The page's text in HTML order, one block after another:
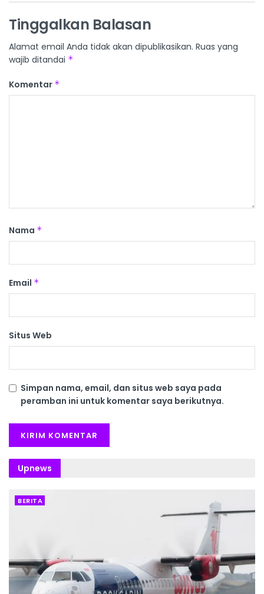
Tinggalkan Balasan
Alamat email Anda tidak akan dipublikasikan. Ruas yang
wajib ditandai *
Komentar *
Nama *
Email *
Situs Web
Simpan nama, email, dan situs web saya pada
peramban ini untuk komentar saya berikutnya.
Upnews
BERITA